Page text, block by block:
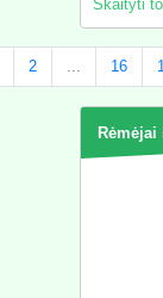
Skaityti
2 16